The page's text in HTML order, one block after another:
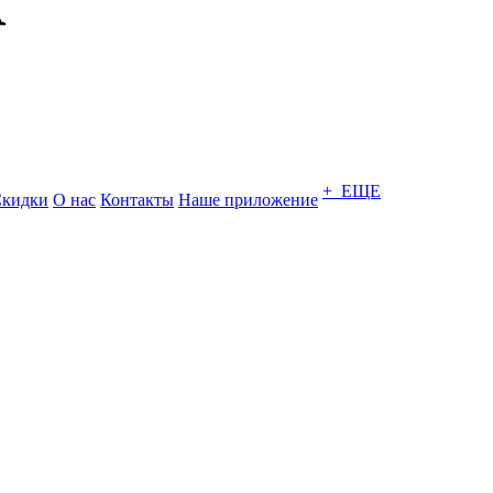
О нас Контакты Наше приложение + ЕЩЕ